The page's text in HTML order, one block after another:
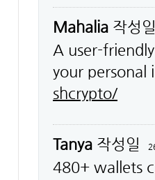
Mahalia 작성
A user-
your
shcrypto/
Tanya 작성일
480+ wallets